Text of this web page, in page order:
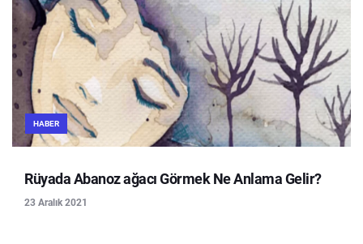
HABER
Rüyada Abanoz ağacı Görmek Ne Anlama Gelir?
23 Aralık 2021